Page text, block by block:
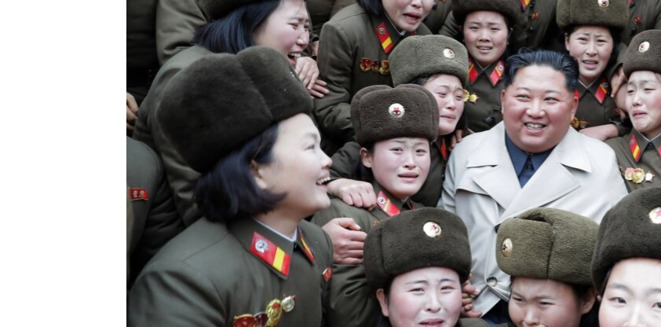
УКРАИНСКАЯ ПРОБЛЕМА КРЫМА